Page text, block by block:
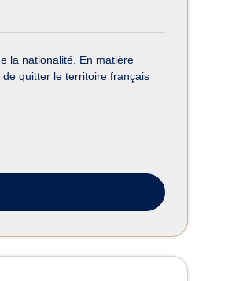
la nationalité. En matière
quitter le territoire français